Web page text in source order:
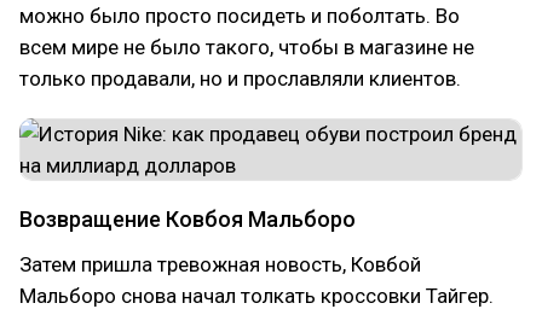
можно было просто посидеть и поболтать. Во
всем мире не было такого, чтобы в магазине не
только продавали, но и прославляли клиентов.
Возвращение Ковбоя Мальборо
Затем пришла тревожная новость, Ковбой
Мальборо снова начал толкать кроссовки Тайгер.